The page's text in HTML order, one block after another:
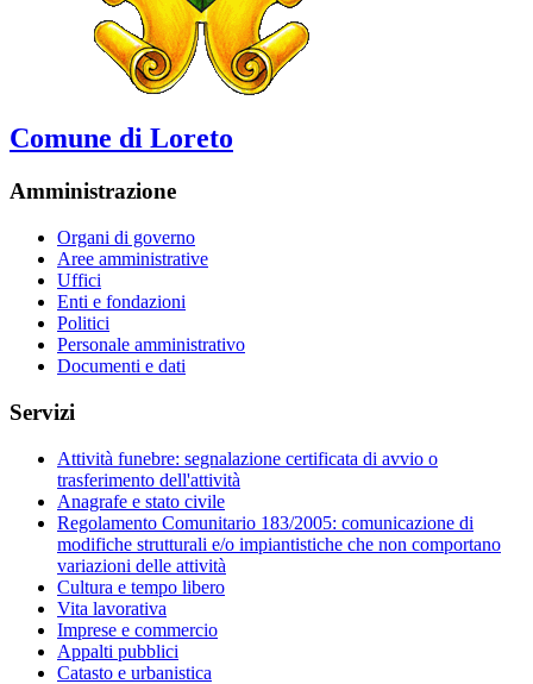
Comune di Loreto
Amministrazione
Organi di governo
Aree amministrative
Uffici
Enti e fondazioni
Politici
Personale amministrativo
Documenti e dati
Servizi
Attività funebre: segnalazione certificata di avvio o
trasferimento dell'attività
Anagrafe e stato civile
Regolamento Comunitario 183/2005: comunicazione di
modifiche strutturali e/o impiantistiche che non comportano
variazioni delle attività
Cultura e tempo libero
Vita lavorativa
Imprese e commercio
Appalti pubblici
Catasto e urbanistica